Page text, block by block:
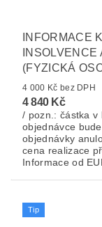
INFORMACE
(FYZICKÁ
4 000 Kč bez DPH
4 840 Kč
/ pozn.: částka v
objednávce
objednávky
cena realizace
Informace od
Tip